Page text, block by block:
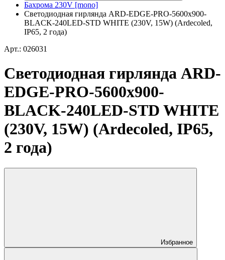
Бахрома 230V [mono]
Светодиодная гирлянда ARD-EDGE-PRO-5600x900-
BLACK-240LED-STD WHITE (230V, 15W) (Ardecoled,
IP65, 2 года)
Арт.: 026031
Светодиодная гирлянда ARD-
EDGE-PRO-5600x900-
BLACK-240LED-STD WHITE
(230V, 15W) (Ardecoled, IP65,
2 года)
Избранное